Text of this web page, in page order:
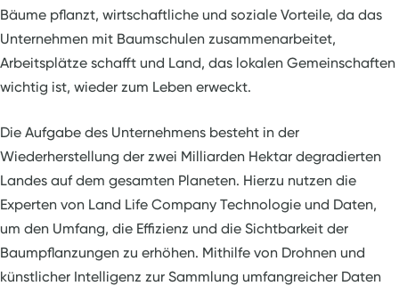
Bäume pflanzt, wirtschaftliche und soziale Vorteile, da das
Unternehmen mit Baumschulen zusammenarbeitet,
Arbeitsplätze schafft und Land, das lokalen Gemeinschaften
wichtig ist, wieder zum Leben erweckt.
Die Aufgabe des Unternehmens besteht in der
Wiederherstellung der zwei Milliarden Hektar degradierten
Landes auf dem gesamten Planeten. Hierzu nutzen die
Experten von Land Life Company Technologie und Daten,
um den Umfang, die Effizienz und die Sichtbarkeit der
Baumpflanzungen zu erhöhen. Mithilfe von Drohnen und
künstlicher Intelligenz zur Sammlung umfangreicher Daten